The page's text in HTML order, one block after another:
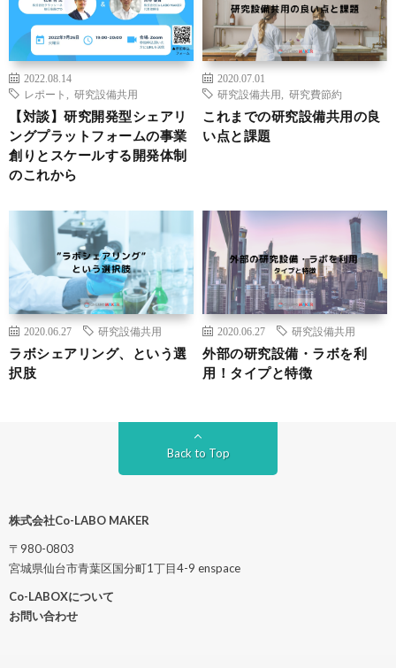
2022.08.14
レポート
研究設備共用
【対談】研究開発型シェアリ
ングプラットフォームの事業
創りとスケールする開発体制
のこれから
2020.07.01
研究設備共用
研究費節約
これまでの研究設備共用の良
い点と課題
2020.06.27 研究設備共用
ラボシェアリング、という選
択肢
2020.06.27 研究設備共用
外部の研究設備・ラボを利
用！タイプと特徴
Back to Top
株式会社Co-LABO MAKER
〒980-0803
宮城県仙台市青葉区国分町1丁目4-9 enspace
Co-LABOXについて
お問い合わせ